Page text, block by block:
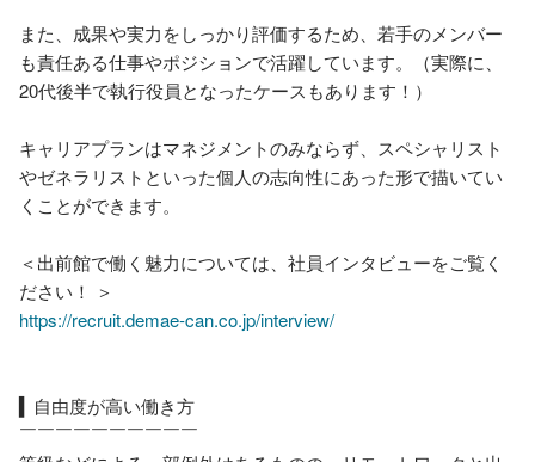
また、成果や実力をしっかり評価するため、若手のメンバー
も責任ある仕事やポジションで活躍しています。（実際に、
20代後半で執行役員となったケースもあります！）
キャリアプランはマネジメントのみならず、スペシャリスト
やゼネラリストといった個人の志向性にあった形で描いてい
くことができます。
＜出前館で働く魅力については、社員インタビューをご覧く
https://recruit.demae-can.co.jp/interview/
▍自由度が高い働き方
￣￣￣￣￣￣￣￣￣￣